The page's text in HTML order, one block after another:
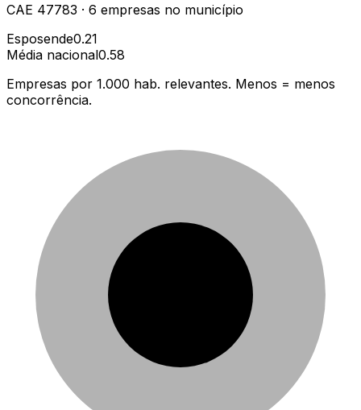
CAE 47783 · 6 empresas no município
Esposende0.21
Média nacional0.58
Empresas por 1.000 hab. relevantes. Menos = menos
concorrência.